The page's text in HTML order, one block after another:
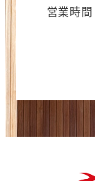
営業時